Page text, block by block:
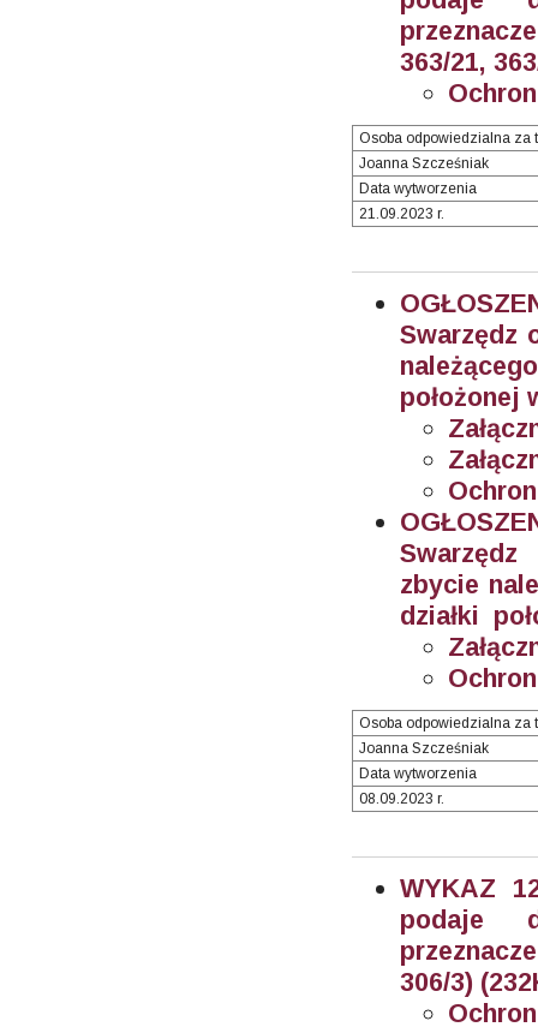
363/21,
Osoba odpowiedzialna za
Joanna Szcześniak
Data wytworzenia
21.09.2023 r.
Swarzędz
położonej
zbycie
działki
Osoba odpowiedzialna za
Joanna Szcześniak
Data wytworzenia
08.09.2023 r.
WYKAZ
podaje
306/3)